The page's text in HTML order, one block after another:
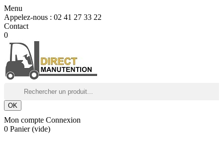
Menu
Appelez-nous : 02 41 27 33 22
Contact
0
OK
Mon compte Connexion
0 Panier (vide)